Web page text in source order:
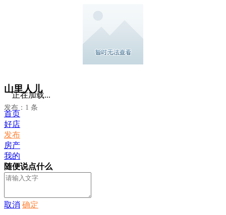
山里人儿
发布：1 条
正在加载...
首页
好店
发布
房产
我的
随便说点什么
取消 确定